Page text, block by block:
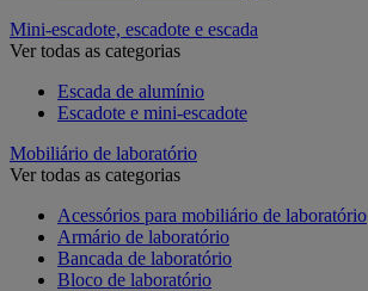
Mini-escadote, escadote e escada
Ver todas as categorias
Escada de alumínio
Escadote e mini-escadote
Mobiliário de laboratório
Ver todas as categorias
Acessórios para mobiliário de laboratório
Armário de laboratório
Bancada de laboratório
Bloco de laboratório